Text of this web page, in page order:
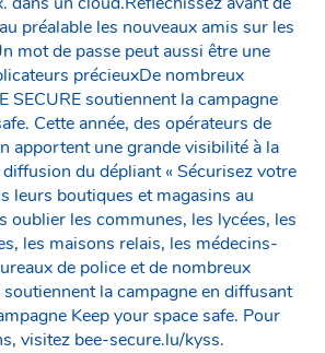
préalable les nouveaux amis sur les
mot de passe peut aussi être une
précieuxDe nombreux
SECURE soutiennent la campagne
Cette année, des opérateurs de
apportent une grande visibilité à la
du dépliant « Sécurisez votre
leurs boutiques et magasins au
oublier les communes, les lycées, les
les maisons relais, les médecins-
de police et de nombreux
la campagne en diffusant
Keep your space safe. Pour
visitez bee-secure.lu/kyss.